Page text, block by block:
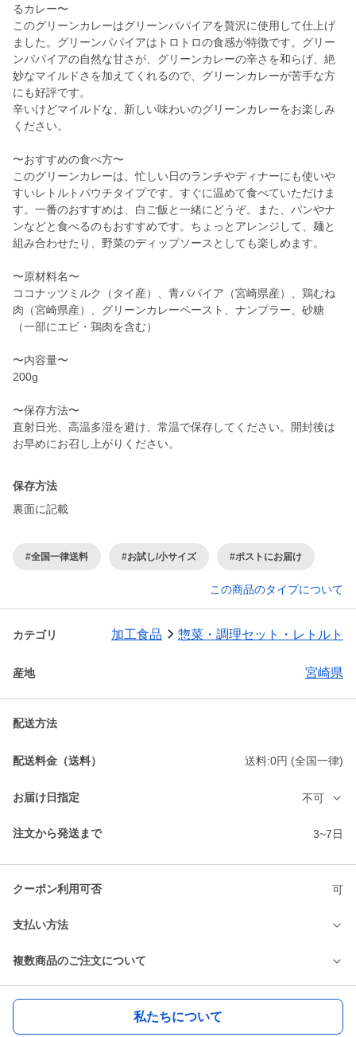
るカレー〜
このグリーンカレーはグリーンパパイアを贅沢に使用して仕上げ
ました。グリーンパパイアはトロトロの食感が特徴です。グリー
ンパパイアの自然な甘さが、グリーンカレーの辛さを和らげ、絶
妙なマイルドさを加えてくれるので、グリーンカレーが苦手な方
にも好評です。
辛いけどマイルドな、新しい味わいのグリーンカレーをお楽しみ
ください。
〜おすすめの食べ方〜
このグリーンカレーは、忙しい日のランチやディナーにも使いや
すいレトルトパウチタイプです。すぐに温めて食べていただけま
す。一番のおすすめは、白ご飯と一緒にどうぞ。また、パンやナ
ンなどと食べるのもおすすめです。ちょっとアレンジして、麺と
組み合わせたり、野菜のディップソースとしても楽しめます。
〜原材料名〜
ココナッツミルク（タイ産）、青パパイア（宮崎県産）、鶏むね
肉（宮崎県産）、グリーンカレーペースト、ナンプラー、砂糖
（一部にエビ・鶏肉を含む）
〜内容量〜
200g
〜保存方法〜
直射日光、高温多湿を避け、常温で保存してください。開封後は
お早めにお召し上がりください。
保存方法
裏面に記載
#全国一律送料 #お試し/小サイズ #ポストにお届け
この商品のタイプについて
カテゴリ 加工食品 惣菜・調理セット・レトルト
産地 宮崎県
配送方法
配送料金（送料） 送料:0円 (全国一律)
お届け日指定 不可
注文から発送まで 3~7日
クーポン利用可否 可
支払い方法
複数商品のご注文について
私たちについて